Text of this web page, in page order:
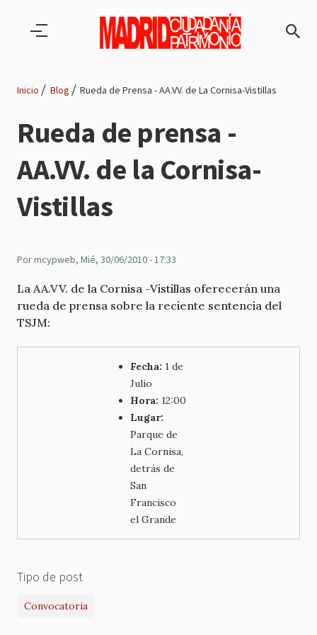
Ruta
de
navegación
Inicio Blog Rueda de Prensa - AA.VV. de La Cornisa-Vistillas
Rueda de prensa -
AA.VV. de la Cornisa-
Vistillas
Pormcypweb, Mié, 30/06/2010 - 17:33
La AA.VV. de la Cornisa -Vistillas oferecerán una
rueda de prensa sobre la reciente sentencia del
TSJM:
Fecha: 1 de
Julio
Hora: 12:00
Lugar:
Parque de
La Cornisa,
detrás de
San
Francisco
el Grande
Tipo de post
Convocatoria